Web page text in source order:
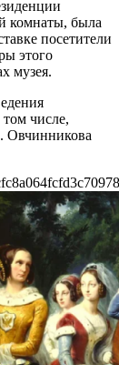
комнаты, была
посетители
этого
музея.
числе,
Овчинникова